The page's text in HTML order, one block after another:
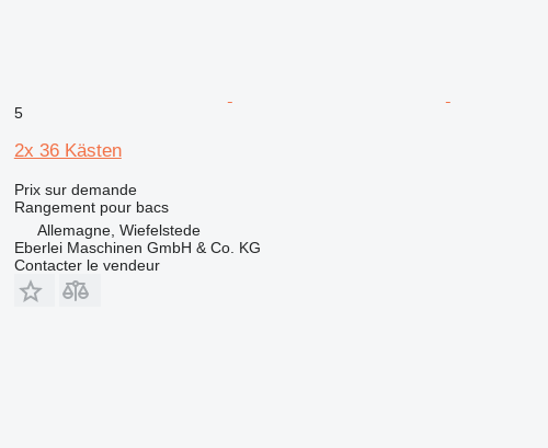
5
2x 36 Kästen
Prix sur demande
Rangement pour bacs
Allemagne, Wiefelstede
Eberlei Maschinen GmbH & Co. KG
Contacter le vendeur